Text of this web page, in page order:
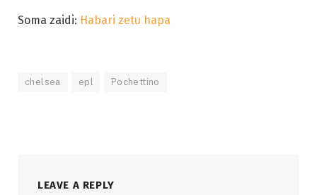
Soma zaidi: Habari zetu hapa
chelsea epl Pochettino
LEAVE A REPLY